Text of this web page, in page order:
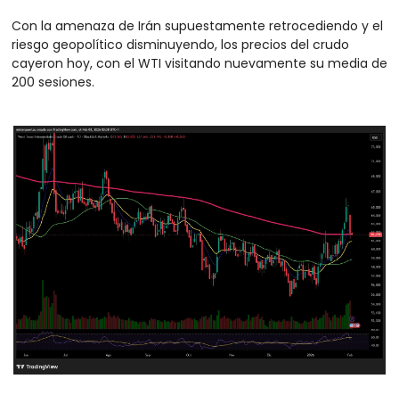
Con la amenaza de Irán supuestamente retrocediendo y el
riesgo geopolítico disminuyendo, los precios del crudo
cayeron hoy, con el WTI visitando nuevamente su media de
200 sesiones.